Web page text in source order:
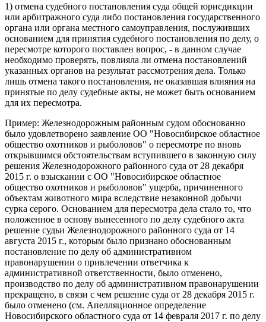
1) отмена судебного постановления суда общей юрисдикции
или арбитражного суда либо постановления государственного
органа или органа местного самоуправления, послуживших
основанием для принятия судебного постановления по делу, о
пересмотре которого поставлен вопрос, - в данном случае
необходимо проверять, повлияла ли отмена постановлений
указанных органов на результат рассмотрения дела. Только
лишь отмена такого постановления, не оказавшая влияния на
принятые по делу судебные акты, не может быть основанием
для их пересмотра.
Пример: Железнодорожным районным судом обоснованно
было удовлетворено заявление ОО "Новосибирское областное
общество охотников и рыболовов" о пересмотре по вновь
открывшимся обстоятельствам вступившего в законную силу
решения Железнодорожного районного суда от 28 декабря
2015 г. о взыскании с ОО "Новосибирское областное
общество охотников и рыболовов" ущерба, причиненного
объектам животного мира вследствие незаконной добычи
сурка серого. Основанием для пересмотра дела стало то, что
положенное в основу вынесенного по делу судебного акта
решение судьи Железнодорожного районного суда от 14
августа 2015 г., которым было признано обоснованным
постановление по делу об административном
правонарушении о привлечении ответчика к
административной ответственности, было отменено,
производство по делу об административном правонарушении
прекращено, в связи с чем решение суда от 28 декабря 2015 г.
было отменено (см. Апелляционное определение
Новосибирского областного суда от 14 февраля 2017 г. по делу